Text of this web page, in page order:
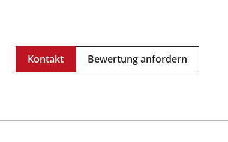
Kontakt Bewertung anfordern